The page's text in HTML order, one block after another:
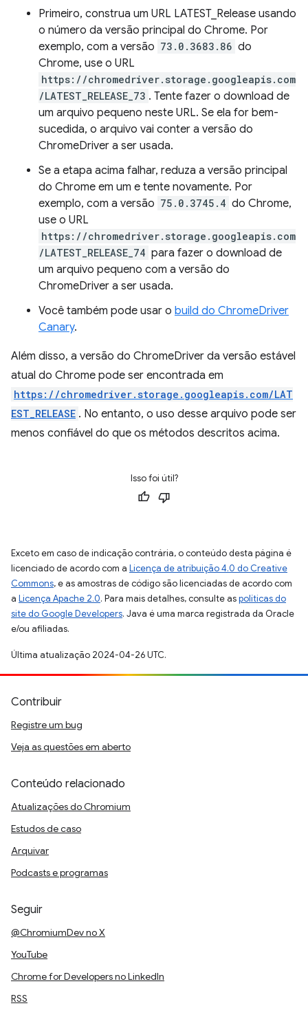
Primeiro, construa um URL LATEST_Release usando
o número da versão principal do Chrome. Por
exemplo, com a versão 73.0.3683.86 do
Chrome, use o URL
https://chromedriver.storage.googleapis.com
/LATEST_RELEASE_73 . Tente fazer o download de
um arquivo pequeno neste URL. Se ela for bem-
sucedida, o arquivo vai conter a versão do
ChromeDriver a ser usada.
Se a etapa acima falhar, reduza a versão principal
do Chrome em um e tente novamente. Por
exemplo, com a versão 75.0.3745.4 do Chrome,
use o URL
https://chromedriver.storage.googleapis.com
/LATEST_RELEASE_74 para fazer o download de
um arquivo pequeno com a versão do
ChromeDriver a ser usada.
Você também pode usar o build do ChromeDriver
Canary.
Além disso, a versão do ChromeDriver da versão estável
atual do Chrome pode ser encontrada em
https://chromedriver.storage.googleapis.com/LAT
EST_RELEASE . No entanto, o uso desse arquivo pode ser
menos confiável do que os métodos descritos acima.
Isso foi útil?
Exceto em caso de indicação contrária, o conteúdo desta página é
licenciado de acordo com a Licença de atribuição 4.0 do Creative
Commons, e as amostras de código são licenciadas de acordo com
a Licença Apache 2.0. Para mais detalhes, consulte aspolíticas do
site do Google Developers. Java é uma marca registrada da Oracle
e/ou afiliadas.
Última atualização 2024-04-26 UTC.
Contribuir
Registre um bug
Veja as questões em aberto
Conteúdo relacionado
Atualizações do Chromium
Estudos de caso
Arquivar
Podcasts e programas
Seguir
@ChromiumDev no X
YouTube
Chrome for Developers no LinkedIn
RSS